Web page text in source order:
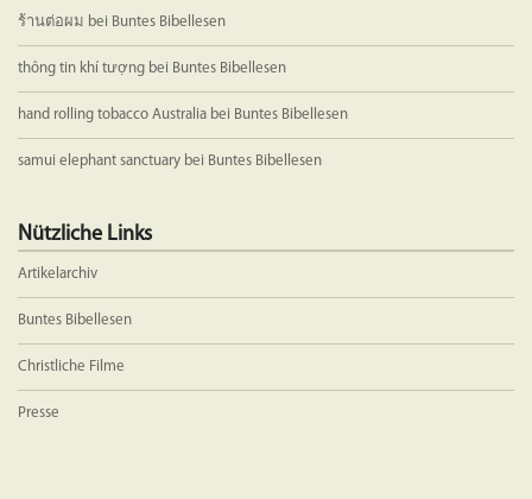
ร้านต่อผม bei Buntes Bibellesen
thông tin khí tượng bei Buntes Bibellesen
hand rolling tobacco Australia bei Buntes Bibellesen
samui elephant sanctuary bei Buntes Bibellesen
Nützliche Links
Artikelarchiv
Buntes Bibellesen
Christliche Filme
Presse